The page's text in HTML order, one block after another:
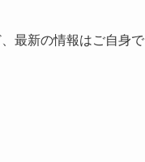
最新の情報はご自身で